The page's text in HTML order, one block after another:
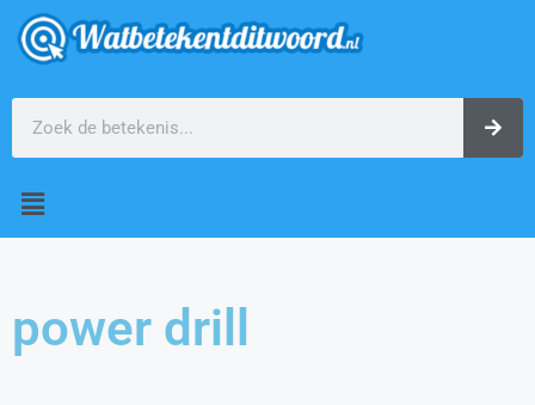
power drill